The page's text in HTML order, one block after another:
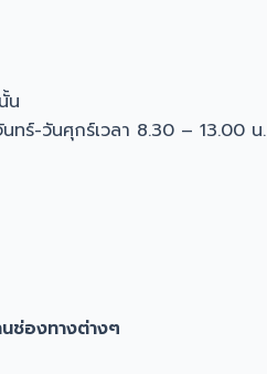
น
ทร์-วันศุกร์เวลา 8.30 – 13.00 น.
ช่องทางต่างๆ